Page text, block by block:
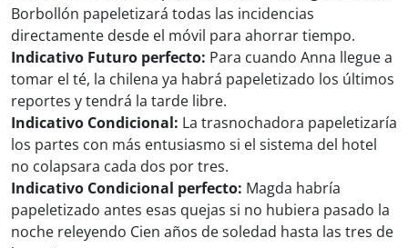
Borbollón papeletizará todas las incidencias
directamente desde el móvil para ahorrar tiempo.
Indicativo Futuro perfecto: Para cuando Anna llegue a
tomar el té, la chilena ya habrá papeletizado los últimos
reportes y tendrá la tarde libre.
Indicativo Condicional: La trasnochadora papeletizaría
los partes con más entusiasmo si el sistema del hotel
no colapsara cada dos por tres.
Indicativo Condicional perfecto: Magda habría
papeletizado antes esas quejas si no hubiera pasado la
noche releyendo Cien años de soledad hasta las tres de